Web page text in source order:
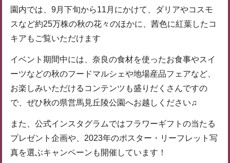
園内では、9月下旬から11月にかけて、ダリアやコスモ
スなど約25万株の秋の花々のほかに、茜色に紅葉したコ
キアもご覧いただけます
イベント期間中には、奈良の食材を使ったお食事やスイ
ーツなどの秋のフードマルシェや地場産品フェアなど、
お楽しみいただけるコンテンツも盛りだくさんですの
で、ぜひ秋の県営馬見丘陵公園へお越しください♫
また、公式インスタグラムではフラワーギフトの当たる
プレゼント企画や、2023年のポスター・リーフレット写
真を選ぶキャンペーンも開催しています！